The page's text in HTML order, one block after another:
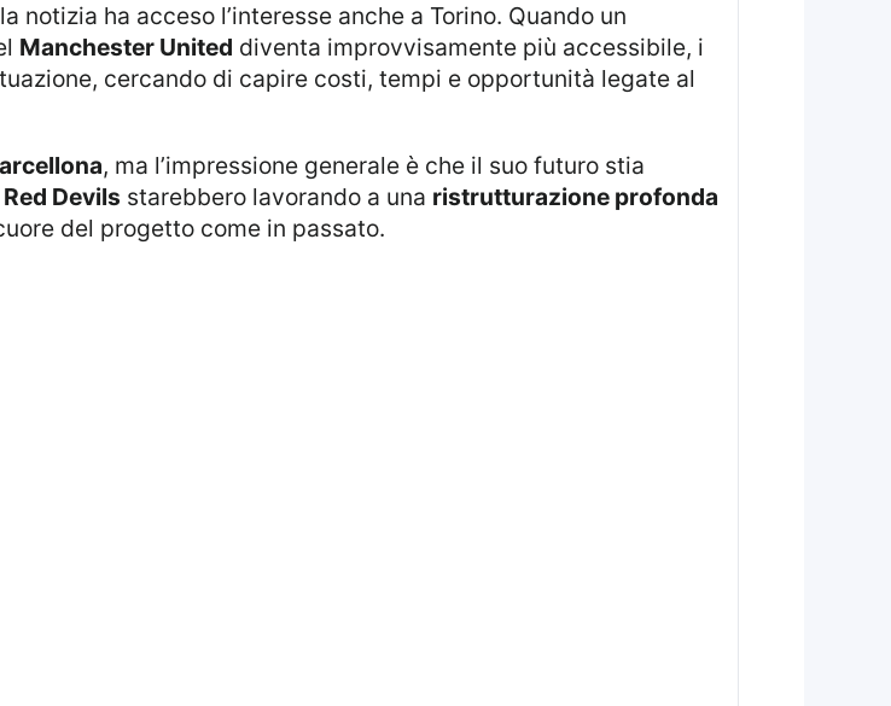
notizia ha acceso l’interesse anche a Torino. Quando un
Manchester United diventa improvvisamente più accessibile, i
cercando di capire costi, tempi e opportunità legate al
, ma l’impressione generale è che il suo futuro stia
Red Devils starebbero lavorando a una ristrutturazione profonda
del progetto come in passato.